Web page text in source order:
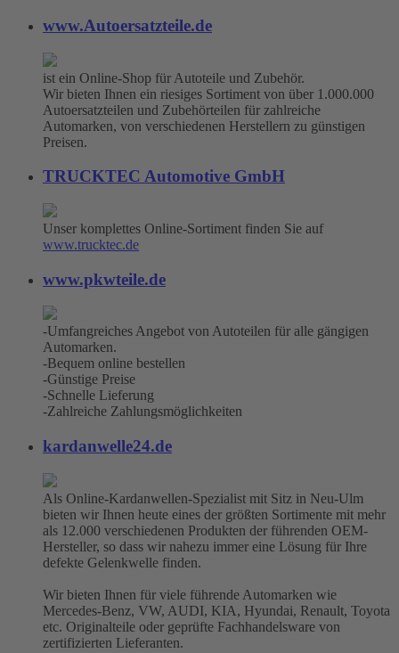
www.Autoersatzteile.de
ist ein Online-Shop für Autoteile und Zubehör.
Wir bieten Ihnen ein riesiges Sortiment von über 1.000.000
Autoersatzteilen und Zubehörteilen für zahlreiche
Automarken, von verschiedenen Herstellern zu günstigen
Preisen.
TRUCKTEC Automotive GmbH
Unser komplettes Online-Sortiment finden Sie auf
www.trucktec.de
www.pkwteile.de
-Umfangreiches Angebot von Autoteilen für alle gängigen
Automarken.
-Bequem online bestellen
-Günstige Preise
-Schnelle Lieferung
-Zahlreiche Zahlungsmöglichkeiten
kardanwelle24.de
Als Online-Kardanwellen-Spezialist mit Sitz in Neu-Ulm
bieten wir Ihnen heute eines der größten Sortimente mit mehr
als 12.000 verschiedenen Produkten der führenden OEM-
Hersteller, so dass wir nahezu immer eine Lösung für Ihre
defekte Gelenkwelle finden.
Wir bieten Ihnen für viele führende Automarken wie
Mercedes-Benz, VW, AUDI, KIA, Hyundai, Renault, Toyota
etc. Originalteile oder geprüfte Fachhandelsware von
zertifizierten Lieferanten.